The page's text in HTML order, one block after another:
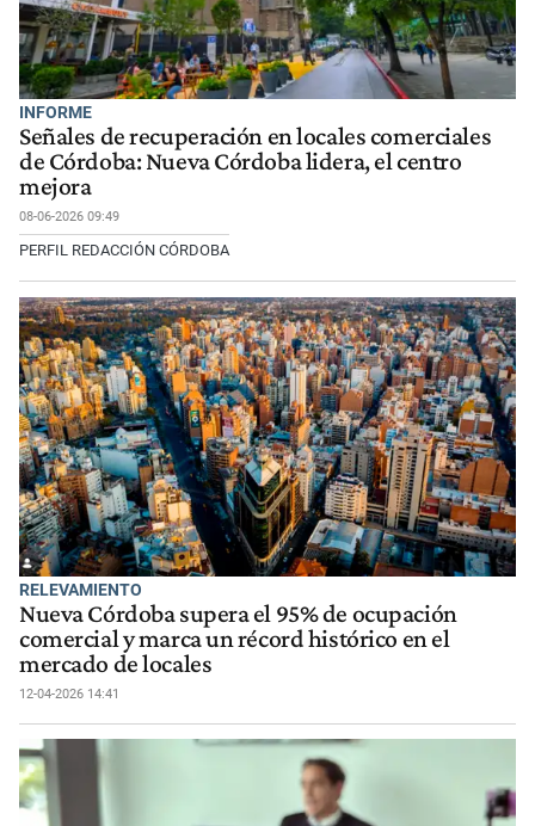
INFORME
Señales de recuperación en locales comerciales
de Córdoba: Nueva Córdoba lidera, el centro
mejora
08-06-2026 09:49
PERFIL REDACCIÓN CÓRDOBA
RELEVAMIENTO
Nueva Córdoba supera el 95% de ocupación
comercial y marca un récord histórico en el
mercado de locales
12-04-2026 14:41